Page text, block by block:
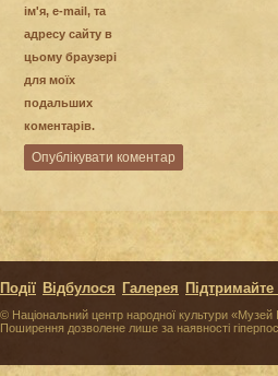
ім'я, e-mail, та
адресу сайту в
цьому браузері
для моїх
подальших
коментарів.
© Національний центр народної культури «Музей
Поширення дозволене лише за наявності
Події Відбулося Галерея